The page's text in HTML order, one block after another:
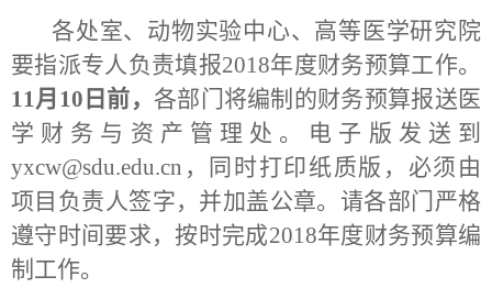
各处室、动物实验中心、高等医学研究院
要指派专人负责填报2018年度财务预算工作。
11月 10 日前， 各部门将编制的财务预算报送医
学财务与资产管理处。电子版发送到
yxcw@sdu.edu.cn ，同时打印纸质版，必须由
项目负责人签字，并加盖公章。请各部门严格
遵守时间要求，按时完成2018年度财务预算编
制工作。